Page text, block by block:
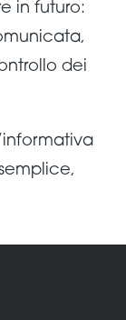
in futuro:
dei